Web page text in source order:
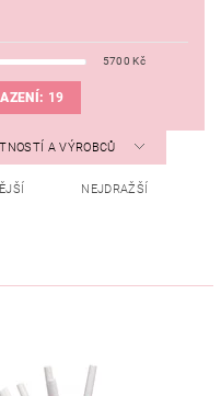
5700 Kč
19
A VÝROBCŮ
NEJDRAŽŠÍ